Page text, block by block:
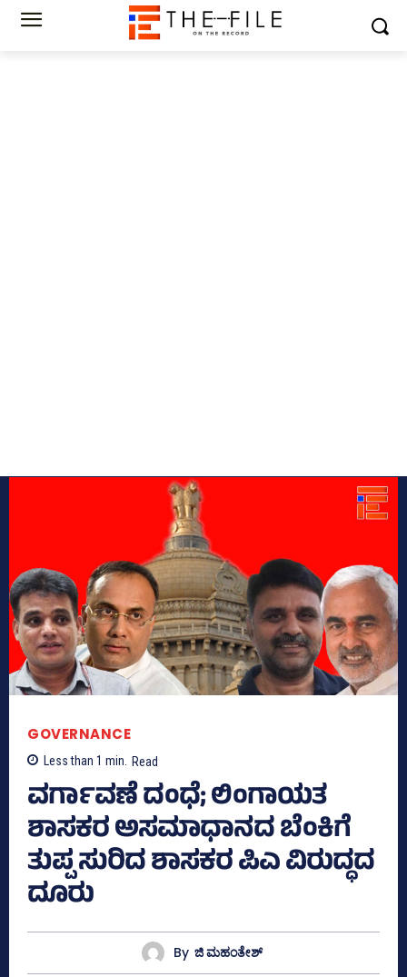
GOVERNANCE
Less than 1 min. Read
ವರ್ಗಾವಣೆ ದಂಧೆ; ಲಿಂಗಾಯತ
ಶಾಸಕರ ಅಸಮಾಧಾನದ ಬೆಂಕಿಗೆ
ತುಪ್ಪ ಸುರಿದ ಶಾಸಕರ ಪಿಎ ವಿರುದ್ಧದ
ದೂರು
By ಜಿ ಮಹಂತೇಶ್